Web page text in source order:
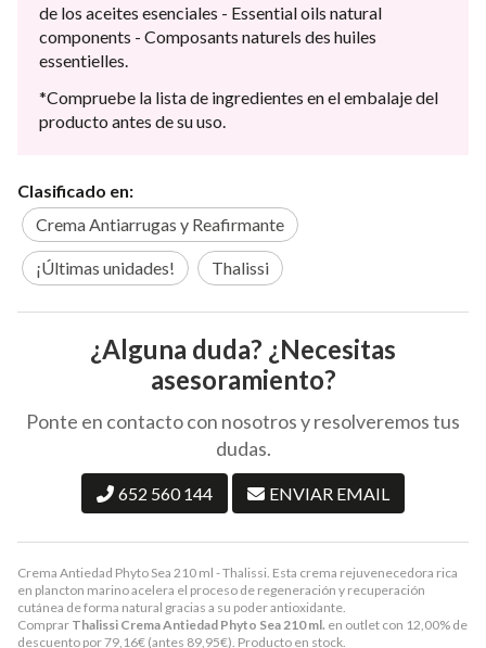
Crema Antiedad Phyto Sea 210 ml - Thalissi. Esta crema rejuvenecedora rica
en plancton marino acelera el proceso de regeneración y recuperación
cutánea de forma natural gracias a su poder antioxidante.
Comprar Thalissi Crema Antiedad Phyto Sea 210 ml. en outlet con 12,00% de
descuento por79,16€ (antes 89,95€). Producto en stock.
de los aceites esenciales - Essential oils natural
components - Composants naturels des huiles
essentielles.
*Compruebe la lista de ingredientes en el embalaje del
producto antes de su uso.
Clasificado en:
Crema Antiarrugas y Reafirmante
¡Últimas unidades! Thalissi
¿Alguna duda? ¿Necesitas
asesoramiento?
Ponte en contacto con nosotros y resolveremos tus
dudas.
652 560 144 ENVIAR EMAIL